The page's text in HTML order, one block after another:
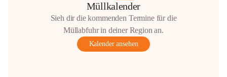
Müllkalender
Sieh dir die kommenden Termine für die
Müllabfuhr in deiner Region an.
Kalender ansehen